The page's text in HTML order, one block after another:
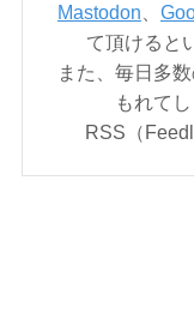
Mastodon
て頂けると
また、毎日多
もれて
RSS（